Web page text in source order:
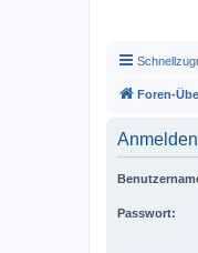
Foren-
Anmelden
Passwort: